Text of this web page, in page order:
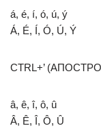
á, é, í, ó, ú, ý
Á, É, Í, Ó, Ú, Ý
CTRL+’
â, ê, î, ô, û
Â, Ê, Î, Ô, Û